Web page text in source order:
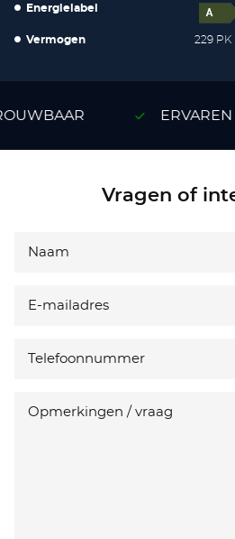
Energielabel
Vermogen 229 PK
ERVAREN
Vragen of